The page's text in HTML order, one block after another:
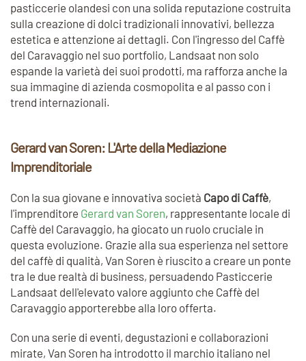
pasticcerie olandesi con una solida reputazione costruita
sulla creazione di dolci tradizionali innovativi, bellezza
estetica e attenzione ai dettagli. Con l'ingresso del Caffè
del Caravaggio nel suo portfolio, Landsaat non solo
espande la varietà dei suoi prodotti, ma rafforza anche la
sua immagine di azienda cosmopolita e al passo con i
trend internazionali.
Gerard van Soren: L'Arte della Mediazione
Imprenditoriale
Con la sua giovane e innovativa società Capo di Caffè,
l'imprenditore Gerard van Soren, rappresentante locale di
Caffè del Caravaggio, ha giocato un ruolo cruciale in
questa evoluzione. Grazie alla sua esperienza nel settore
del caffè di qualità, Van Soren è riuscito a creare un ponte
tra le due realtà di business, persuadendo Pasticcerie
Landsaat dell'elevato valore aggiunto che Caffè del
Caravaggio apporterebbe alla loro offerta.
Con una serie di eventi, degustazioni e collaborazioni
mirate, Van Soren ha introdotto il marchio italiano nel